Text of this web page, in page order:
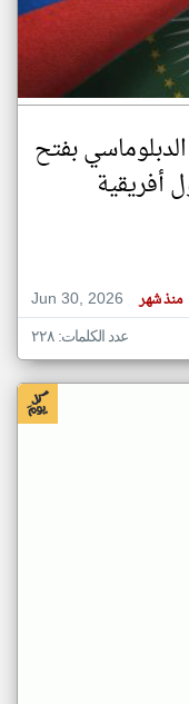
بفتح
Jun 30, 2026
منذ شهر
عدد الكلمات: ٢٢٨